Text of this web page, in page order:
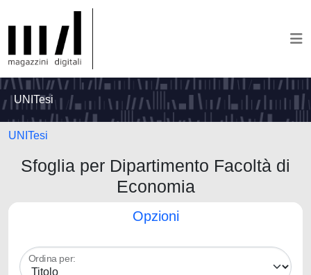
UNITesi
UNITesi
Sfoglia per Dipartimento Facoltà di
Economia
Opzioni
Ordina per: